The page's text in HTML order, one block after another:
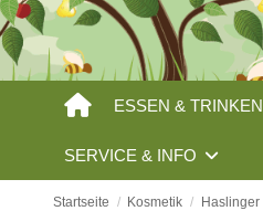
ESSEN & TRINKEN
SERVICE & INFO
Startseite Kosmetik Haslinger